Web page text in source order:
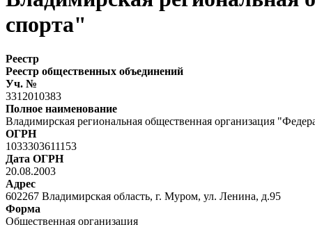
спорта"
Реестр
Реестр общественных объединений
Уч. №
3312010383
Полное наименование
Владимирская региональная общественная организация
ОГРН
1033303611153
Дата ОГРН
20.08.2003
Адрес
602267 Владимирская область, г. Муром, ул. Ленина, д.95
Форма
Общественная организация